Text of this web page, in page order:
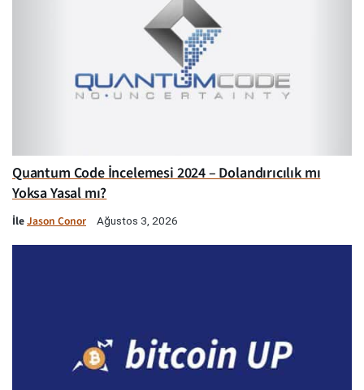
Quantum Code İncelemesi 2024 – Dolandırıcılık mı
Yoksa Yasal mı?
İleJason Conor Ağustos 3, 2026